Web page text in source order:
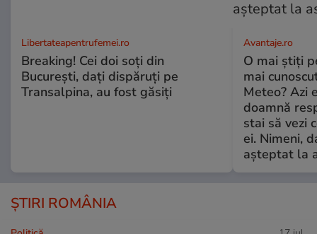
Libertateapentrufemei.ro
Breaking! Cei doi soți din
București, dați dispăruți pe
Transalpina, au fost găsiți
Avantaje.ro
O mai știți
mai
Meteo? Azi
doamnă
stai să vezi
ei. Nimeni,
așteptat la
ȘTIRI ROMÂNIA